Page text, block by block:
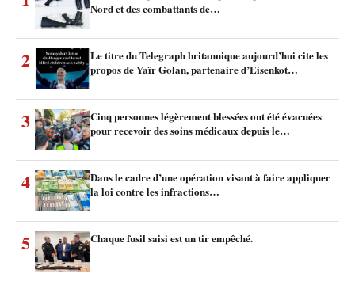
Nord et des combattants de…
2
Le titre du Telegraph britannique aujourd’hui cite les
propos de Yaïr Golan, partenaire d’Eisenkot…
3
Cinq personnes légèrement blessées ont été évacuées
pour recevoir des soins médicaux depuis le…
4
Dans le cadre d’une opération visant à faire appliquer
la loi contre les infractions…
5 Chaque fusil saisi est un tir empêché.